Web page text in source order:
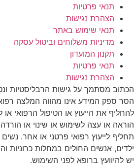
תנאי פרטיות
הצהרת נגישות
תנאי שימוש באתר
מדיניות משלוחים וביטול עסקה
תקנון המועדון
תנאי פרטיות
הצהרת נגישות
הכתוב מסתמך על גישות הרבליסטיות
הסר ספק המידע אינו מהווה המלצה
להחליף את הייעוץ או הטיפול הרפואי
הוראה או עצה לשימוש או שינוי או
תחליף לייעוץ רפואי פרטני או אחר. נשים
ילדים, אנשים החולים במחלות כרוניות
יש להיוועץ ברופא לפני השימוש.